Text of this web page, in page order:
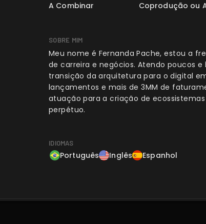
A Combinar Coprodução ou
SOBRE MIM
Meu nome é Fernanda Pache, estou a
de carreira e negócios. Atendo poucos
transição da arquitetura para o digital
lançamentos e mais de 3MM de
atuação para a criação de
perpétuo.
IDIOMAS
Português Inglês Espanhol